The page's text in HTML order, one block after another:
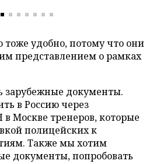
тоже удобно, потому что они
представлением о рамках
зарубежные документы.
в Россию через
Москве тренеров, которые
полицейских к
Также мы хотим
документы, попробовать